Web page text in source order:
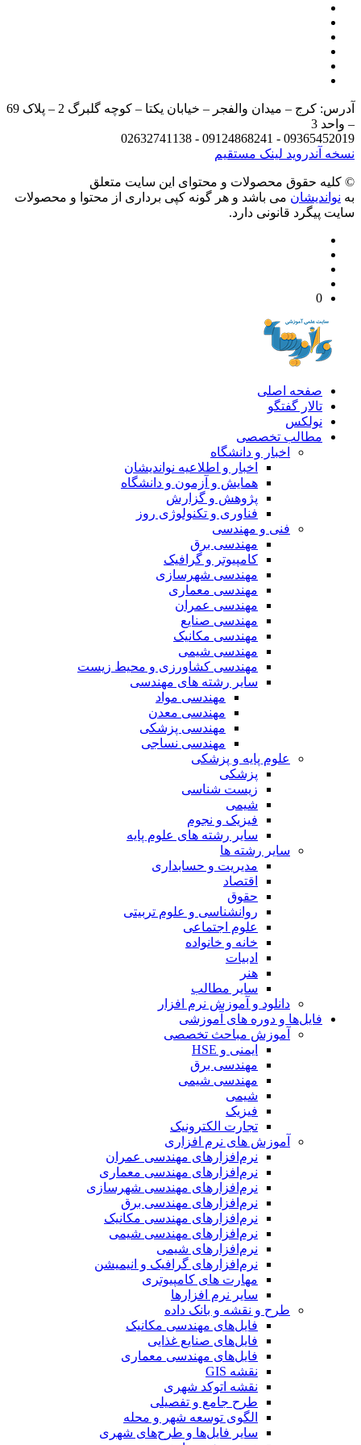
آدرس: کرج – میدان والفجر – خیابان یکتا – کوچه گلبرگ 2 – پلاک 69
3
09365452019 - 09124868241 -
آندرویدلینک مستقیم
حقوق محصولات و محتوای اين سایت متعلق
می باشد و هر گونه کپی برداری از محتوا و محصولات
پیگرد قانونی دارد.
صفحه اصلی
تالار گفتگو
نولکس
مطالب تخصصی
اخبار و دانشگاه
اخبار و اطلاعیه نواندیشان
همایش و آزمون و دانشگاه
پژوهش و گزارش
فناوری و تکنولوژی روز
فنی و مهندسی
مهندسی برق
کامپیوتر و گرافیک
مهندسی شهرسازی
مهندسی معماری
مهندسی عمران
مهندسی صنایع
مهندسی مکانیک
مهندسی شیمی
مهندسی کشاورزی و محیط زیست
سایر رشته های مهندسی
مهندسی مواد
مهندسی معدن
مهندسی پزشکی
مهندسی نساجی
علوم پایه و پزشکی
پزشکی
زیست شناسی
شیمی
فیزیک و نجوم
سایر رشته های علوم پایه
سایر رشته ها
مدیریت و حسابداری
اقتصاد
حقوق
روانشناسی و علوم تربیتی
علوم اجتماعی
خانه و خانواده
ادبیات
هنر
سایر مطالب
دانلود و آموزش نرم افزار
فایل‌ها و دوره های آموزشی
آموزش مباحث تخصصی
ایمنی و HSE
مهندسی برق
مهندسی شیمی
شیمی
فیزیک
تجارت الکترونیک
آموزش های نرم افزاری
نرم‌افزارهای مهندسی عمران
نرم‌افزارهای مهندسی معماری
نرم‌افزارهای مهندسی شهرسازی
نرم‌افزارهای مهندسی برق
نرم‌افزارهای مهندسی مکانیک
نرم‌افزارهای مهندسی شیمی
نرم‌افزارهای شیمی
نرم‌افزارهای گرافیک و انیمیشن
مهارت های کامپیوتری
سایر نرم افزارها
طرح و نقشه و بانک داده
فایل‌های مهندسی مکانیک
فایل‌های صنایع غذایی
فایل‌های مهندسی معماری
نقشه GIS
نقشه اتوکد شهری
طرح جامع و تفصیلی
الگوی توسعه شهر و محله
سایر فایل‌ها و طرح‌های شهری